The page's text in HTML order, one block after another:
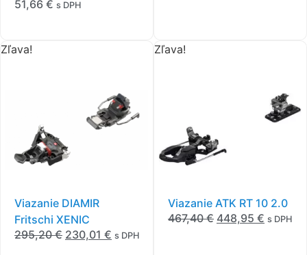
Vipec EVO 12(1)
Xenic(1)
51,66 € s DPH
Zľava!
Viazanie DIAMIR
Fritschi XENIC
295,20€ 230,01 € s DPH
Zľava!
Viazanie ATK RT 10 2.0
467,40€ 448,95 € s DPH